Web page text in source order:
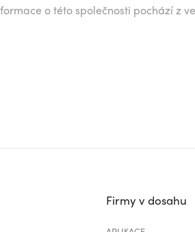
o této společnosti pochází z
Firmy v dosahu